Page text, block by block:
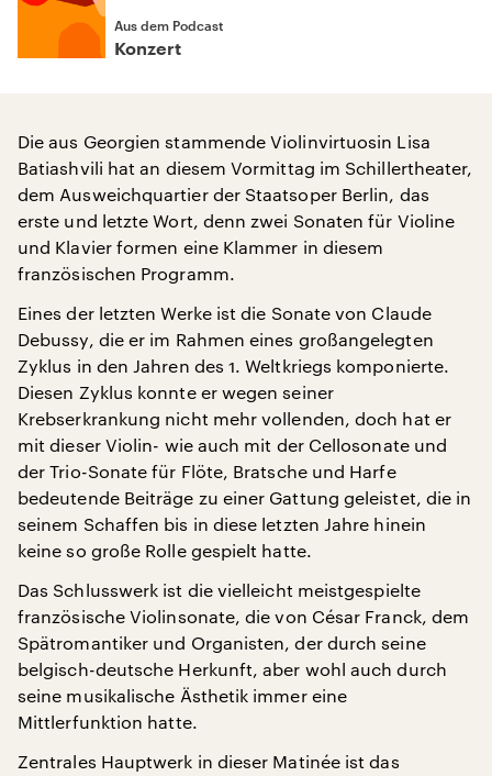
Aus dem Podcast
Konzert
Die aus Georgien stammende Violinvirtuosin Lisa
Batiashvili hat an diesem Vormittag im Schillertheater,
dem Ausweichquartier der Staatsoper Berlin, das
erste und letzte Wort, denn zwei Sonaten für Violine
und Klavier formen eine Klammer in diesem
französischen Programm.
Eines der letzten Werke ist die Sonate von Claude
Debussy, die er im Rahmen eines großangelegten
Zyklus in den Jahren des 1. Weltkriegs komponierte.
Diesen Zyklus konnte er wegen seiner
Krebserkrankung nicht mehr vollenden, doch hat er
mit dieser Violin- wie auch mit der Cellosonate und
der Trio-Sonate für Flöte, Bratsche und Harfe
bedeutende Beiträge zu einer Gattung geleistet, die in
seinem Schaffen bis in diese letzten Jahre hinein
keine so große Rolle gespielt hatte.
Das Schlusswerk ist die vielleicht meistgespielte
französische Violinsonate, die von César Franck, dem
Spätromantiker und Organisten, der durch seine
belgisch-deutsche Herkunft, aber wohl auch durch
seine musikalische Ästhetik immer eine
Mittlerfunktion hatte.
Zentrales Hauptwerk in dieser Matinée ist das